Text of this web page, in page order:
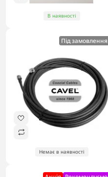
В наявності
Під замовлення
Немає в наявності